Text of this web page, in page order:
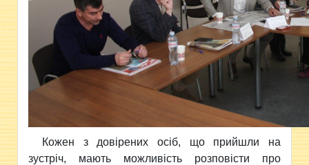
Кожен з довірених осіб, що прийшли на
зустріч, мають можливість розповісти про